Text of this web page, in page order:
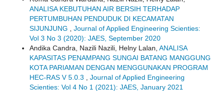
ANALISA KEBUTUHAN AIR BERSIH TERHADAP
PERTUMBUHAN PENDUDUK DI KECAMATAN
SIJUNJUNG
Journal of Applied Engineering Scienties:
Vol 3 No 3 (2020): JAES, September 2020
Andika Candra, Nazili Nazili, Helny Lalan, ANALISA
KAPASITAS PENAMPANG SUNGAI BATANG MANGGUNG
KOTA PARIAMAN DENGAN MENGGUNAKAN PROGRAM
HEC-RAS V 5.0.3
Journal of Applied Engineering
Scienties: Vol 4 No 1 (2021): JAES, January 2021